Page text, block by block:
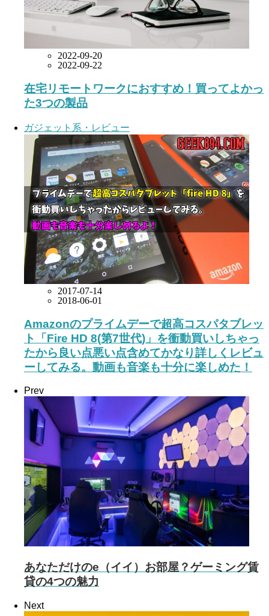
2022-09-20
2022-09-22
在宅リモートワークにおすすめ！買ってよかっ
た3つの製品
ガジェット系・レビュー
2017-07-14
2018-06-01
Amazonのプライムデーで超高コスパタブレッ
ト「Fire HD 8(第7世代)」を衝動買いしちゃっ
たから良い点悪い点含めてかなり詳しくレビュ
ーしてみる。動画も音楽も十分に楽しめた！
Prev
あなただけのe（イイ）お部屋？ゲーミング賃
貸の4つの魅力
Next